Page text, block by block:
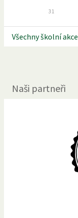
31
Všechny školní akce
Naši partneři